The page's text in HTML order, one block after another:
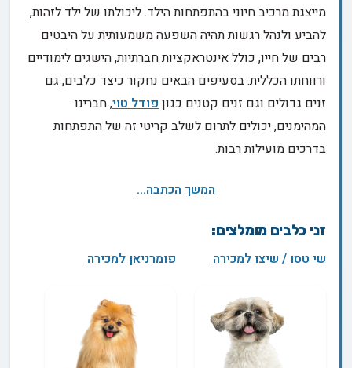
מייצגת מרכיב חיוני בהתפתחות הילד. ליכולתו של ילד לזהות,
להביע ולנהל רגשות תהיה השפעה משמעותית על היבטים
רבים של חייו, כולל אינטראקציות חברתיות, הישגים לימודיים
ורווחתו הכללית. בסעיפים הבאים נחקור כיצד כלבים, גם
זנים גדולים וגם זנים קטנים כגוןפודל טוי, חברינו
המהימנים, יכולים לתרום לשלב קריטי זה של התפתחות
בדרכים מועילות רבות.
המשך הכתבה...
זני כלבים מומלצים:
שי טסו / שיצו למכירה פומרניאן למכירה